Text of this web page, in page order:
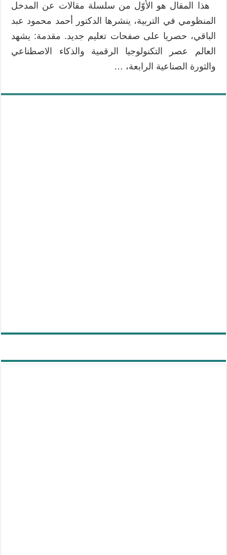
هذا المقال هو الأوّل من سلسلة مقالات عن المدخل
المنظومي في التربية، ينشرها الدكتور أحمد محمود عبد
الباقي، حصريا على صفحات تعليم جديد. مقدمة: يشهد
العالم عصر التكنولوجيا الرقمية والذكاء الاصطناعي
والثورة الصناعية الرابعة، …